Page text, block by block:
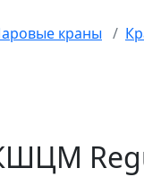
краны